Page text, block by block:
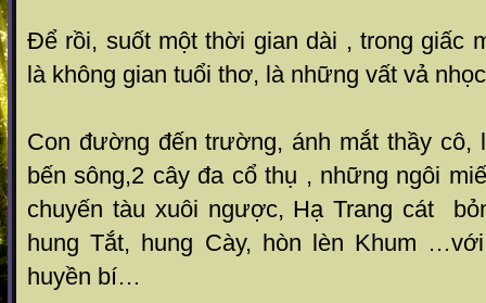
Để rồi, suốt một thời gian dài , trong giấc
là không gian tuổi thơ, là những vất vả
Con đường đến trường, ánh mắt thầy cô,
bến sông,2 cây đa cổ thụ , những ngôi
chuyến tàu xuôi ngược, Hạ Trang cát
hung Tắt, hung Cày, hòn lèn Khum
huyền bí…